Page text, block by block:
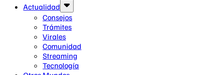
Actualidad
Consejos
Trámites
Virales
Comunidad
Streaming
Tecnología